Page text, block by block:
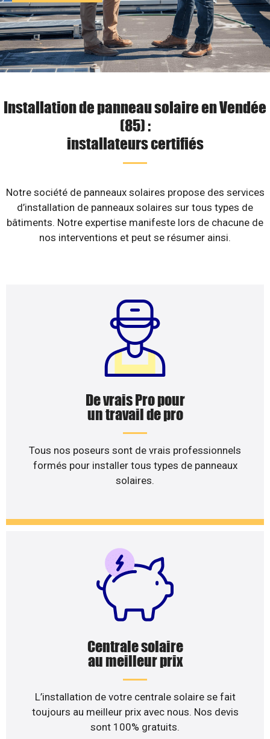
Installation de panneau solaire en Vendée
(85) :
installateurs certifiés
Notre société de panneaux solaires propose des services
d’installation de panneaux solaires sur tous types de
bâtiments. Notre expertise manifeste lors de chacune de
nos interventions et peut se résumer ainsi.
De vrais Pro pour
un travail de pro
Tous nos poseurs sont de vrais professionnels
formés pour installer tous types de panneaux
solaires.
Centrale solaire
au meilleur prix
L’installation de votre centrale solaire se fait
toujours au meilleur prix avec nous. Nos devis
sont 100% gratuits.